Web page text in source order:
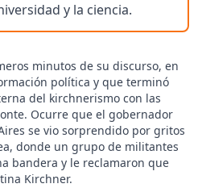
y la ciencia.
minutos de su discurso, en
política y que terminó
del kirchnerismo con las
Ocurre que el gobernador
se vio sorprendido por gritos
donde un grupo de militantes
bandera y le reclamaron que
Kirchner.